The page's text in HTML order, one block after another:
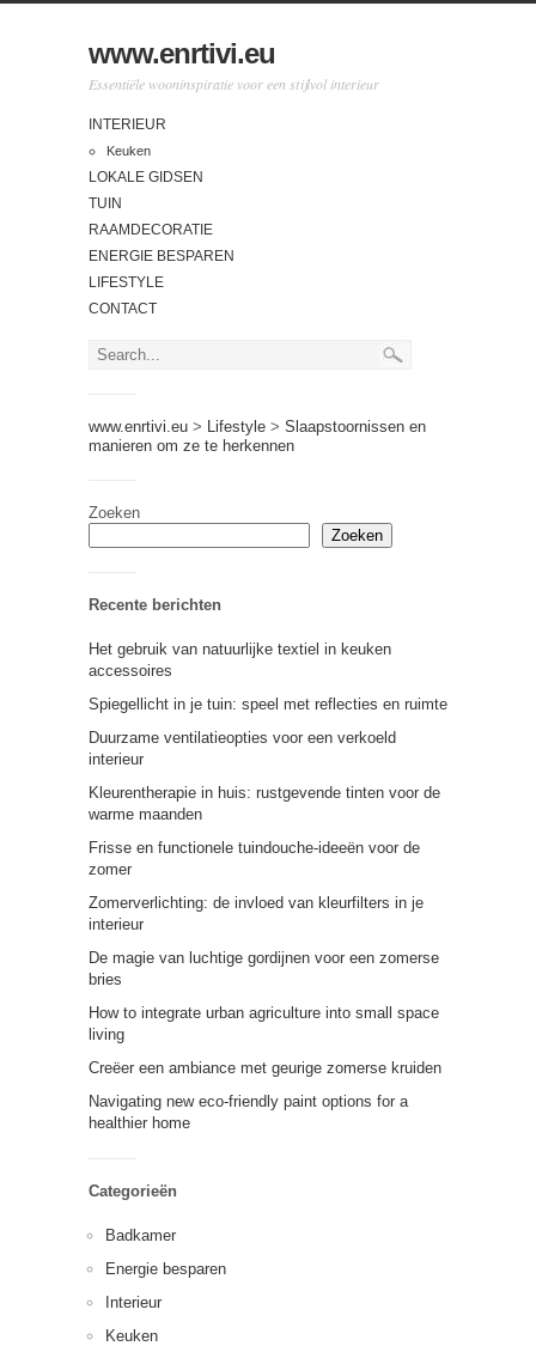
www.enrtivi.eu
Essentiële wooninspiratie voor een stijlvol interieur
INTERIEUR
Keuken
LOKALE GIDSEN
TUIN
RAAMDECORATIE
ENERGIE BESPAREN
LIFESTYLE
CONTACT
www.enrtivi.eu > Lifestyle > Slaapstoornissen en
manieren om ze te herkennen
Zoeken
Zoeken
Recente berichten
Het gebruik van natuurlijke textiel in keuken
accessoires
Spiegellicht in je tuin: speel met reflecties en ruimte
Duurzame ventilatieopties voor een verkoeld
interieur
Kleurentherapie in huis: rustgevende tinten voor de
warme maanden
Frisse en functionele tuindouche-ideeën voor de
zomer
Zomerverlichting: de invloed van kleurfilters in je
interieur
De magie van luchtige gordijnen voor een zomerse
bries
How to integrate urban agriculture into small space
living
Creëer een ambiance met geurige zomerse kruiden
Navigating new eco-friendly paint options for a
healthier home
Categorieën
Badkamer
Energie besparen
Interieur
Keuken